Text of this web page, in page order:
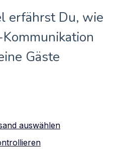
erfährst Du, wie
Gäste
auswählen